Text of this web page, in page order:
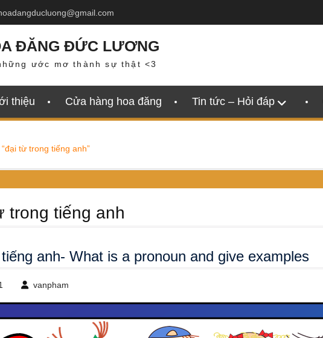
ĐĂNG ĐỨC LƯƠNG
ước mơ thành sự thật <3
thiệu Cửa hàng hoa đăng Tin tức – Hỏi đáp
từ trong tiếng anh”
trong tiếng anh
anh- What is a pronoun and give examples
vanpham